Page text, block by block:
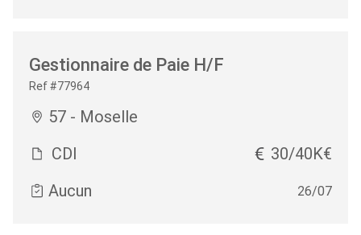
Gestionnaire de Paie H/F
Ref #77964
57 - Moselle
CDI
30/40K€
Aucun
26/07